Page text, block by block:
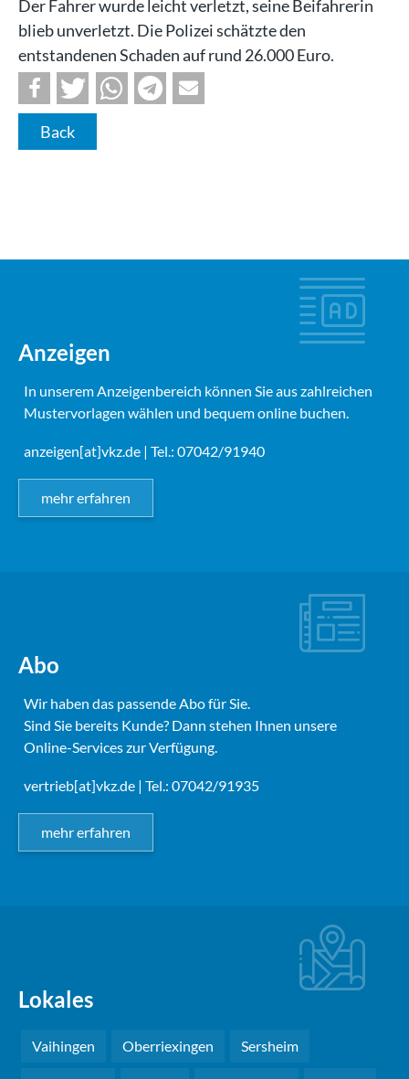
Der Fahrer wurde leicht verletzt, seine Beifahrerin
blieb unverletzt. Die Polizei schätzte den
entstandenen Schaden auf rund 26.000 Euro.
Back
Anzeigen
In unserem Anzeigenbereich können Sie aus zahlreichen
Mustervorlagen wählen und bequem online buchen.
anzeigen[at]vkz.de | Tel.: 07042/91940
mehr erfahren
Abo
Wir haben das passende Abo für Sie.
Sind Sie bereits Kunde? Dann stehen Ihnen unsere
Online-Services zur Verfügung.
vertrieb[at]vkz.de | Tel.: 07042/91935
mehr erfahren
Lokales
Vaihingen Oberriexingen Sersheim